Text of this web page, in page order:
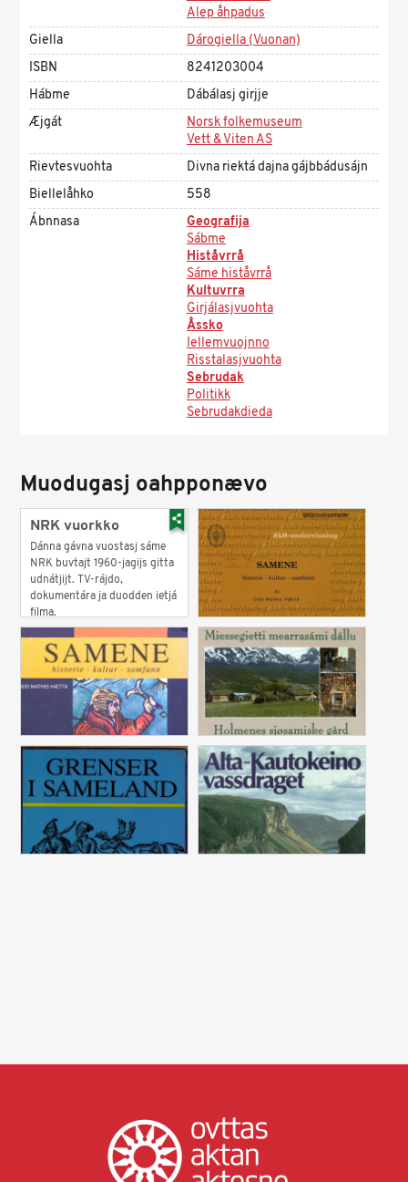
Alep åhpadus
Giella
Dárogiella (Vuonan)
ISBN
8241203004
Hábme
Dábálasj girjje
Æjgát
Norsk folkemuseum
Vett & Viten AS
Rievtesvuohta
Divna riektá dajna gájbbádusájn
Biellelåhko
558
Ábnnasa
Geografija
Sábme
Histåvrrå
Sáme histåvrrå
Kultuvrra
Girjálasjvuohta
Åssko
Iellemvuojnno
Risstalasjvuohta
Sebrudak
Politikk
Sebrudakdieda
Muodugasj oahpponævo
NRK vuorkko
Dánna gávna vuostasj sáme
NRK buvtajt 1960-jagijs gitta
udnátjijt. TV-rájdo,
dokumentára ja duodden ietjá
filma.